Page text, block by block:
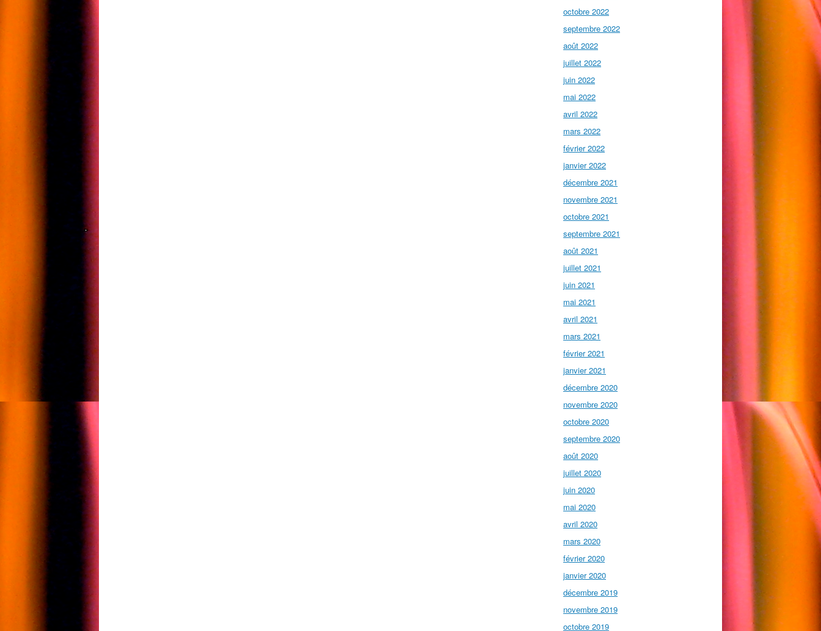
octobre 2022
septembre 2022
août 2022
juillet 2022
juin 2022
mai 2022
avril 2022
mars 2022
février 2022
janvier 2022
décembre 2021
novembre 2021
octobre 2021
septembre 2021
août 2021
juillet 2021
juin 2021
mai 2021
avril 2021
mars 2021
février 2021
janvier 2021
décembre 2020
novembre 2020
octobre 2020
septembre 2020
août 2020
juillet 2020
juin 2020
mai 2020
avril 2020
mars 2020
février 2020
janvier 2020
décembre 2019
novembre 2019
octobre 2019